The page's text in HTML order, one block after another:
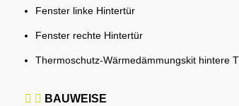
Fenster linke Hintertür
Fenster rechte Hintertür
Thermoschutz-Wärmedämmungskit hintere
BAUWEISE